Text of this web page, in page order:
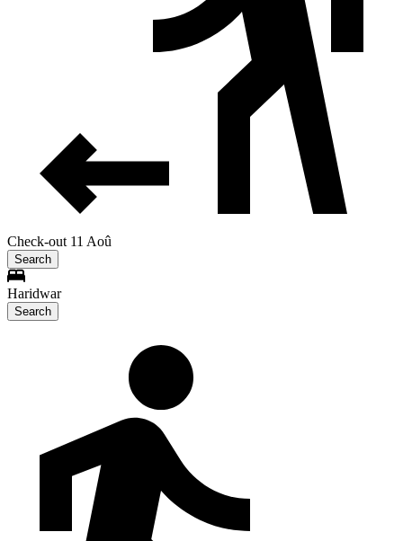
Check-out 11 Aoû
Search
Haridwar
Search